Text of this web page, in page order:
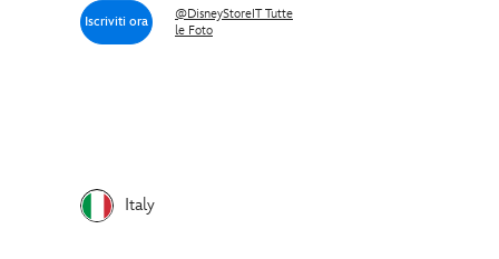
Iscriviti ora
@DisneyStoreIT Tutte
le Foto
Italy